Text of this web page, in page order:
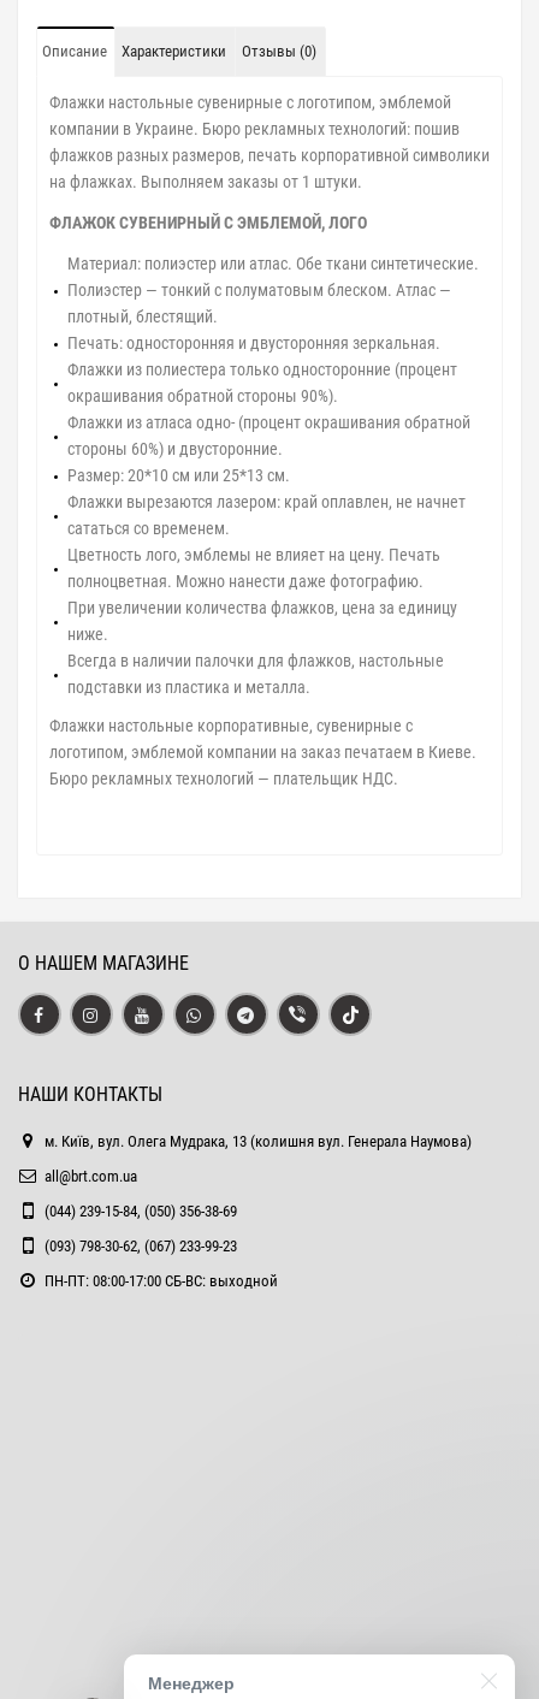
Описание Характеристики Отзывы (0)
Флажки настольные сувенирные с логотипом, эмблемой
компании в Украине. Бюро рекламных технологий: пошив
флажков разных размеров, печать корпоративной символики
на флажках. Выполняем заказы от 1 штуки.
ФЛАЖОК СУВЕНИРНЫЙ С ЭМБЛЕМОЙ, ЛОГО
Материал: полиэстер или атлас. Обе ткани синтетические.
Полиэстер — тонкий с полуматовым блеском. Атлас —
плотный, блестящий.
Печать: односторонняя и двусторонняя зеркальная.
Флажки из полиестера только односторонние (процент
окрашивания обратной стороны 90%).
Флажки из атласа одно- (процент окрашивания обратной
стороны 60%) и двусторонние.
Размер: 20*10 см или 25*13 см.
Флажки вырезаются лазером: край оплавлен, не начнет
сататься со временем.
Цветность лого, эмблемы не влияет на цену. Печать
полноцветная. Можно нанести даже фотографию.
При увеличении количества флажков, цена за единицу
ниже.
Всегда в наличии палочки для флажков, настольные
подставки из пластика и металла.
Флажки настольные корпоративные, сувенирные с
логотипом, эмблемой компании на заказ печатаем в Киеве.
Бюро рекламных технологий — плательщик НДС.
О НАШЕМ МАГАЗИНЕ
НАШИ КОНТАКТЫ
м. Київ, вул. Олега Мудрака, 13 (колишня вул. Генерала Наумова)
all@brt.com.ua
(044) 239-15-84, (050) 356-38-69
(093) 798-30-62, (067) 233-99-23
ПН-ПТ: 08:00-17:00 СБ-ВС: выходной
Менеджер